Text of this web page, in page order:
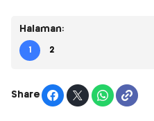
Halaman:
1 2
Share